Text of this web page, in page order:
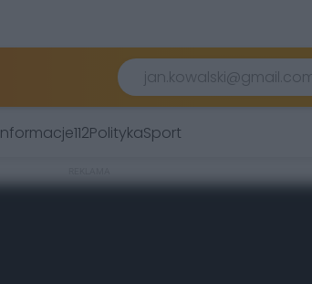
112PolitykaSport